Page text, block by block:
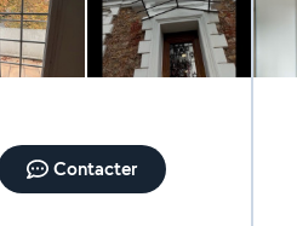
Contacter